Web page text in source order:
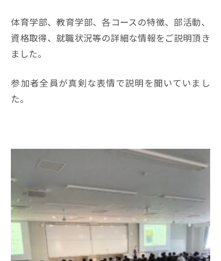
体育学部、教育学部、各コースの特徴、部活動、
資格取得、就職状況等の詳細な情報をご説明頂き
ました。
参加者全員が真剣な表情で説明を聞いていまし
た。